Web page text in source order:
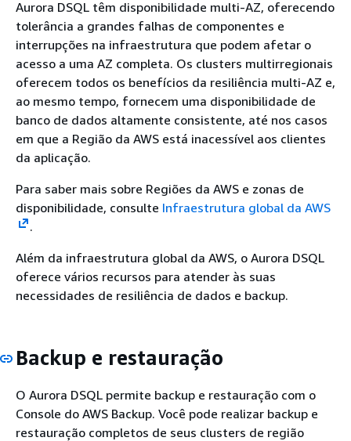
Aurora DSQL têm disponibilidade multi-AZ, oferecendo
tolerância a grandes falhas de componentes e
interrupções na infraestrutura que podem afetar o
acesso a uma AZ completa. Os clusters multirregionais
oferecem todos os benefícios da resiliência multi-AZ e,
ao mesmo tempo, fornecem uma disponibilidade de
banco de dados altamente consistente, até nos casos
em que a Região da AWS está inacessível aos clientes
da aplicação.
Para saber mais sobre Regiões da AWS e zonas de
disponibilidade, consulte Infraestrutura global da AWS
.
Além da infraestrutura global da AWS, o Aurora DSQL
oferece vários recursos para atender às suas
necessidades de resiliência de dados e backup.
Backup e restauração
O Aurora DSQL permite backup e restauração com o
Console do AWS Backup. Você pode realizar backup e
restauração completos de seus clusters de região